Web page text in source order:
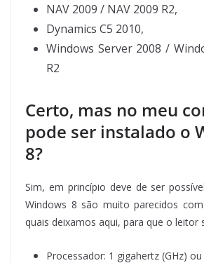
NAV 2009 / NAV 2009 R2,
Dynamics C5 2010,
Windows Server 2008 /
R2
Certo, mas no meu
pode ser instalado o
8?
Sim, em princípio deve de ser
Windows 8 são muito parecidos
quais deixamos aqui, para que o leitor
Processador: 1 gigahertz (GHz)